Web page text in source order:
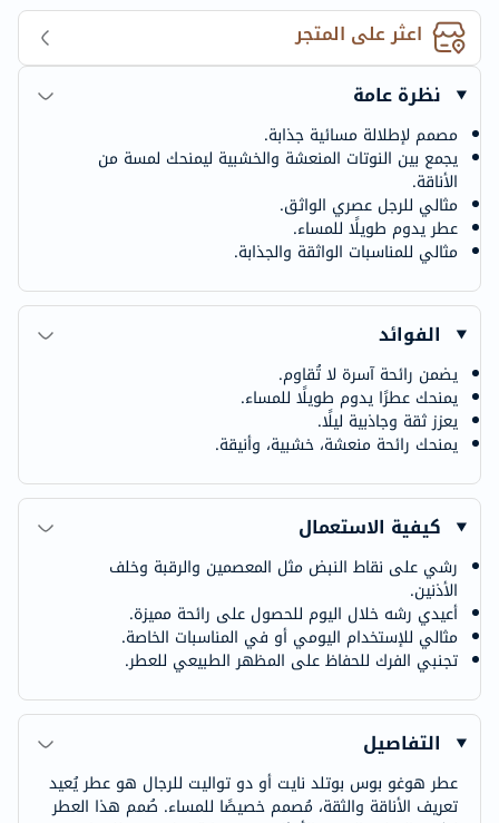
اعثر على المتجر
نظرة عامة
مصمم لإطلالة مسائية جذابة.
يجمع بين النوتات المنعشة والخشبية ليمنحك لمسة من
الأناقة.
مثالي للرجل عصري الواثق.
عطر يدوم طويلًا للمساء.
مثالي للمناسبات الواثقة والجذابة.
الفوائد
يضمن رائحة آسرة لا تُقاوم.
يمنحك عطرًا يدوم طويلًا للمساء.
يعزز ثقة وجاذبية ليلًا.
يمنحك رائحة منعشة، خشبية، وأنيقة.
كيفية الاستعمال
رشي على نقاط النبض مثل المعصمين والرقبة وخلف
الأذنين.
أعيدي رشه خلال اليوم للحصول على رائحة مميزة.
مثالي للإستخدام اليومي أو في المناسبات الخاصة.
تجنبي الفرك للحفاظ على المظهر الطبيعي للعطر.
التفاصيل
عطر هوغو بوس بوتلد نايت أو دو تواليت للرجال هو عطر يُعيد
تعريف الأناقة والثقة، مُصمم خصيصًا للمساء. صُمم هذا العطر